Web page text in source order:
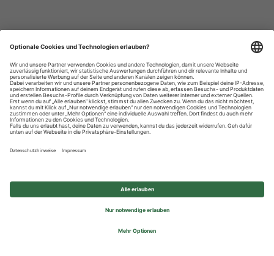
Datenschutzhinweise
Impressum
Privatsphäre-Einstellungen
© 2026 REWE Group - All rights reserved